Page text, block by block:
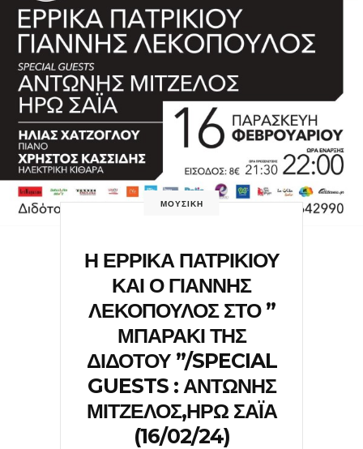
ΜΟΥΣΙΚΗ
Η ΕΡΡΙΚΑ ΠΑΤΡΙΚΙΟΥ
ΚΑΙ Ο ΓΙΑΝΝΗΣ
ΛΕΚΟΠΟΥΛΟΣ ΣΤΟ ”
ΜΠΑΡΑΚΙ ΤΗΣ
ΔΙΔΟΤΟΥ ”/SPECIAL
GUESTS : ΑΝΤΩΝΗΣ
ΜΙΤΖΕΛΟΣ,ΗΡΩ ΣΑΪΑ
(16/02/24)